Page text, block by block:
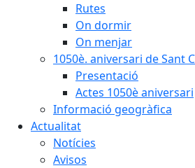
Rutes
On dormir
On menjar
1050è. aniversari de Sant
Presentació
Actes 1050è aniversari
Informació geogràfica
Actualitat
Notícies
Avisos